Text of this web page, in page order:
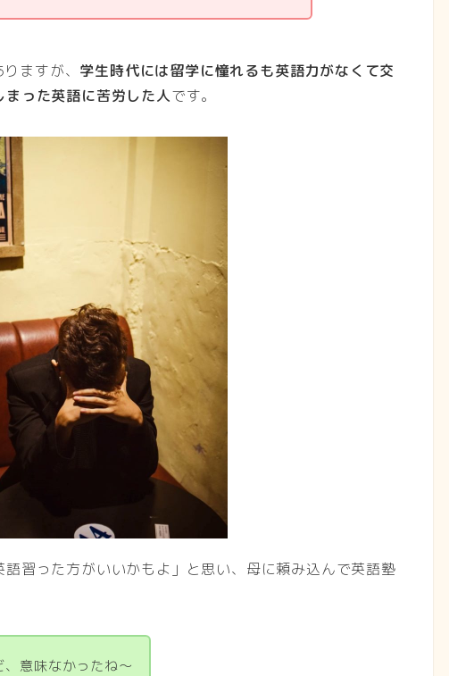
ますが、 学生時代には留学に憧れるも英語力がなくて交
った英語に苦労した人です。
習った方がいいかもよ」と思い、母に頼み込んで英語塾
意味なかったね～